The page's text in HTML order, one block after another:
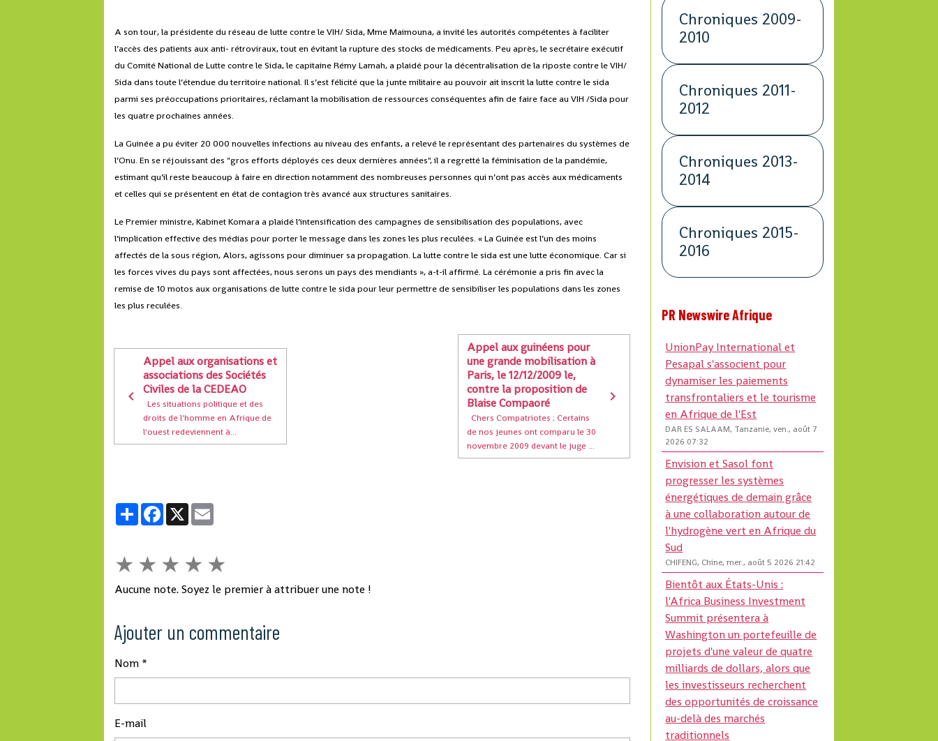
A son tour, la présidente du réseau de lutte contre le VIH/ Sida, Mme Maimouna, a invité les autorités compétentes à faciliter
l’accès des patients aux anti- rétroviraux, tout en évitant la rupture des stocks de médicaments. Peu après, le secrétaire exécutif
du Comité National de Lutte contre le Sida, le capitaine Rémy Lamah, a plaidé pour la décentralisation de la riposte contre le VIH/
Sida dans toute l’étendue du territoire national. Il s’est félicité que la junte militaire au pouvoir ait inscrit la lutte contre le sida
parmi ses préoccupations prioritaires, réclamant la mobilisation de ressources conséquentes afin de faire face au VIH /Sida pour
les quatre prochaines années.
La Guinée a pu éviter 20 000 nouvelles infections au niveau des enfants, a relevé le représentant des partenaires du systèmes de
l’Onu. En se réjouissant des "gros efforts déployés ces deux dernières années", il a regretté la féminisation de la pandémie,
estimant qu’il reste beaucoup à faire en direction notamment des nombreuses personnes qui n’ont pas accès aux médicaments
et celles qui se présentent en état de contagion très avancé aux structures sanitaires.
Le Premier ministre, Kabinet Komara a plaidé l’intensification des campagnes de sensibilisation des populations, avec
l’implication effective des médias pour porter le message dans les zones les plus reculées. « La Guinée est l’un des moins
affectés de la sous région, Alors, agissons pour diminuer sa propagation. La lutte contre le sida est une lutte économique. Car si
les forces vives du pays sont affectées, nous serons un pays des mendiants », a-t-il affirmé. La cérémonie a pris fin avec la
remise de 10 motos aux organisations de lutte contre le sida pour leur permettre de sensibiliser les populations dans les zones
les plus reculées.
Appel aux organisations et
associations des Sociétés
Civiles de la CEDEAO
Les situations politique et des
droits de l'homme en Afrique de
l'ouest redeviennent à...
Appel aux guinéens pour
une grande mobilisation à
Paris, le 12/12/2009 le,
contre la proposition de
Blaise Compaoré
Chers Compatriotes ; Certains
de nos jeunes ont comparu le 30
novembre 2009 devant le juge ...
PartagerFacebook
X
★ ★ ★ ★ ★
Aucune note. Soyez le premier à attribuer une note !
Ajouter un commentaire
Nom
E-mail
Chroniques 2009-
2010
Chroniques 2011-
2012
Chroniques 2013-
2014
Chroniques 2015-
2016
PR Newswire Afrique
UnionPay International et
Pesapal s'associent pour
dynamiser les paiements
transfrontaliers et le tourisme
en Afrique de l'Est
DAR ES SALAAM, Tanzanie, ven., août 7
2026 07:32
Envision et Sasol font
progresser les systèmes
énergétiques de demain grâce
à une collaboration autour de
l'hydrogène vert en Afrique du
Sud
CHIFENG, Chine, mer., août 5 2026 21:42
Bientôt aux États-Unis :
l'Africa Business Investment
Summit présentera à
Washington un portefeuille de
projets d'une valeur de quatre
milliards de dollars, alors que
les investisseurs recherchent
des opportunités de croissance
au-delà des marchés
traditionnels